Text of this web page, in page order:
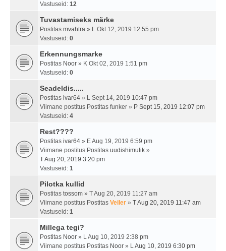
Vastuseid: 12
Tuvastamiseks märke
Postitas mvahtra » L Okt 12, 2019 12:55 pm
Vastuseid: 0
Erkennungsmarke
Postitas Noor » K Okt 02, 2019 1:51 pm
Vastuseid: 0
Seadeldis.....
Postitas ivar64 » L Sept 14, 2019 10:47 pm
Viimane postitus Postitas funker » P Sept 15, 2019 12:07 pm
Vastuseid: 4
Rest????
Postitas ivar64 » E Aug 19, 2019 6:59 pm
Viimane postitus Postitas uudishimulik »
T Aug 20, 2019 3:20 pm
Vastuseid: 1
Pilotka kullid
Postitas tossom » T Aug 20, 2019 11:27 am
Viimane postitus Postitas Veiler » T Aug 20, 2019 11:47 am
Vastuseid: 1
Millega tegi?
Postitas Noor » L Aug 10, 2019 2:38 pm
Viimane postitus Postitas Noor » L Aug 10, 2019 6:30 pm